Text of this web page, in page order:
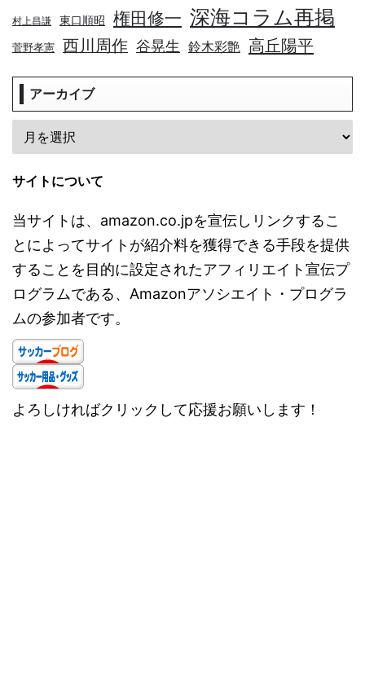
村上昌謙 東口順昭 権田修一 深海コラム再掲
菅野孝憲 西川周作 谷晃生 鈴木彩艶 高丘陽平
アーカイブ
サイトについて
当サイトは、amazon.co.jpを宣伝しリンクするこ
とによってサイトが紹介料を獲得できる手段を提供
することを目的に設定されたアフィリエイト宣伝プ
ログラムである、Amazonアソシエイト・プログラ
ムの参加者です。
よろしければクリックして応援お願いします！